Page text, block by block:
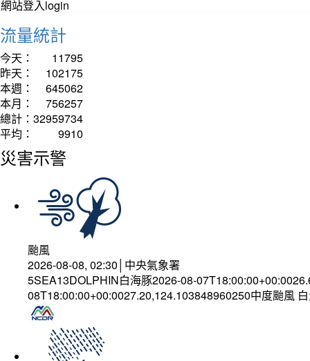
網站登入login
流量統計
今天：
11795
昨天：
102175
本週：
645062
本月：
756257
總計： 32959734
平均：
9910
災害示警
颱風
2026-08-08, 02:30│中央氣象署
5SEA13DOLPHIN白海豚2026-08-
08T18:00:00+00:0027.20,124.103848960250中度颱風